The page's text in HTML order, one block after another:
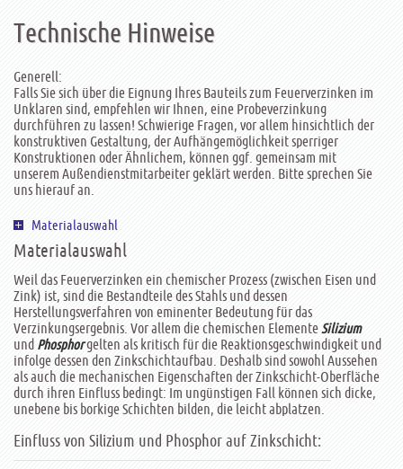
Technische Hinweise
Generell:
Falls Sie sich über die Eignung Ihres Bauteils zum Feuerverzinken im
Unklaren sind, empfehlen wir Ihnen, eine Probeverzinkung
durchführen zu lassen! Schwierige Fragen, vor allem hinsichtlich der
konstruktiven Gestaltung, der Aufhängemöglichkeit sperriger
Konstruktionen oder Ähnlichem, können ggf. gemeinsam mit
unserem Außendienstmitarbeiter geklärt werden. Bitte sprechen Sie
uns hierauf an.
Materialauswahl
Materialauswahl
Weil das Feuerverzinken ein chemischer Prozess (zwischen Eisen und
Zink) ist, sind die Bestandteile des Stahls und dessen
Herstellungsverfahren von eminenter Bedeutung für das
Verzinkungsergebnis. Vor allem die chemischen Elemente Silizium
und Phosphorgelten als kritisch für die Reaktionsgeschwindigkeit und
infolge dessen den Zinkschichtaufbau. Deshalb sind sowohl Aussehen
als auch die mechanischen Eigenschaften der Zinkschicht-Oberfläche
durch ihren Einfluss bedingt: Im ungünstigen Fall können sich dicke,
unebene bis borkige Schichten bilden, die leicht abplatzen.
Einfluss von Silizium und Phosphor auf Zinkschicht: